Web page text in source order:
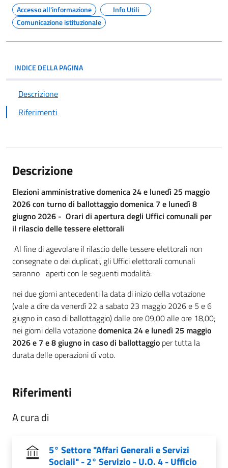
Accesso all'informazione
Info Utili
Comunicazione istituzionale
INDICE DELLA PAGINA
Descrizione
Riferimenti
Descrizione
Elezioni amministrative domenica 24 e lunedì 25 maggio
2026 con turno di ballottaggio domenica 7 e lunedì 8
giugno 2026 - Orari di apertura degli Uffici comunali per
il rilascio delle tessere elettorali
Al fine di agevolare il rilascio delle tessere elettorali non
consegnate o dei duplicati, gli Uffici elettorali comunali
saranno aperti con le seguenti modalità:
nei due giorni antecedenti la data di inizio della votazione
(vale a dire da venerdì 22 a sabato 23 maggio 2026 e 5 e 6
giugno in caso di ballottaggio) dalle ore 09,00 alle ore 18,00;
nei giorni della votazionedomenica 24 e lunedì 25 maggio
2026 e 7 e 8 giugno in caso di ballottaggio per tutta la
durata delle operazioni di voto.
Riferimenti
A cura di
5° Settore "Affari Generali e Servizi
Sociali" - 2° Servizio - U.O. 4 - Ufficio